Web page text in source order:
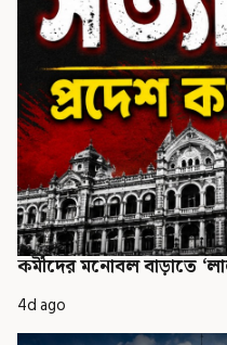
কর্মীদের মনোবল বাড়াতে
4d ago